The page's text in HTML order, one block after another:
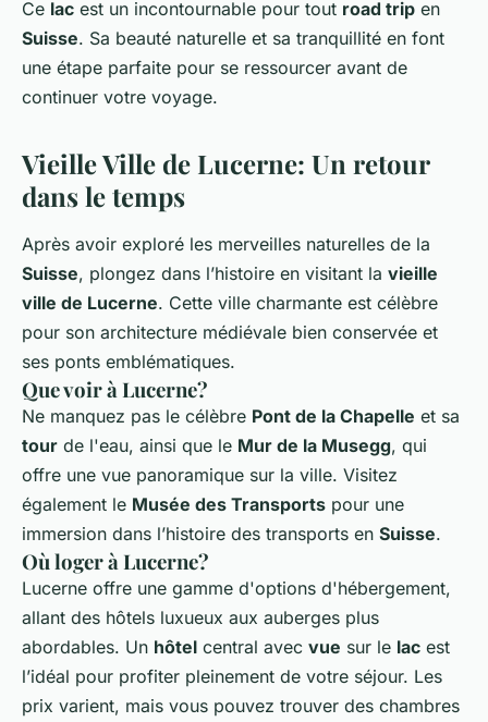
Ce lac est un incontournable pour tout road trip en
Suisse. Sa beauté naturelle et sa tranquillité en font
une étape parfaite pour se ressourcer avant de
continuer votre voyage.
Vieille Ville de Lucerne: Un retour
dans le temps
Après avoir exploré les merveilles naturelles de la
Suisse, plongez dans l’histoire en visitant la vieille
ville de Lucerne. Cette ville charmante est célèbre
pour son architecture médiévale bien conservée et
ses ponts emblématiques.
Que voir à Lucerne?
Ne manquez pas le célèbre Pont de la Chapelle et sa
tour de l'eau, ainsi que le Mur de la Musegg, qui
offre une vue panoramique sur la ville. Visitez
également le Musée des Transports pour une
immersion dans l’histoire des transports en Suisse.
Où loger à Lucerne?
Lucerne offre une gamme d'options d'hébergement,
allant des hôtels luxueux aux auberges plus
abordables. Un hôtel central avec vue sur le lac est
l’idéal pour profiter pleinement de votre séjour. Les
prix varient, mais vous pouvez trouver des chambres